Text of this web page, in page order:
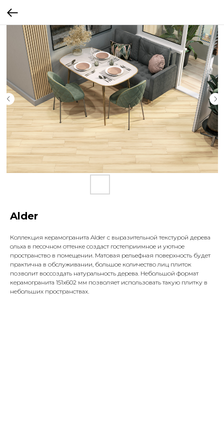
Alder
Коллекция керамогранита Alder с выразительной текстурой дерева
ольха в песочном оттенке создаст гостеприимное и уютное
пространство в помещении. Матовая рельефная поверхность будет
практична в обслуживании, большое количество лиц плиток
позволит воссоздать натуральность дерева. Небольшой формат
керамогранита 151х602 мм позволяет использовать такую плитку в
небольших пространствах.